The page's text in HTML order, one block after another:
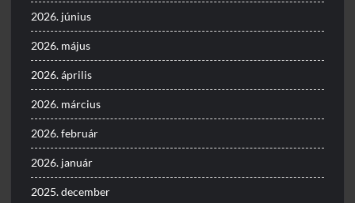
2026. június
2026. május
2026. április
2026. március
2026. február
2026. január
2025. december